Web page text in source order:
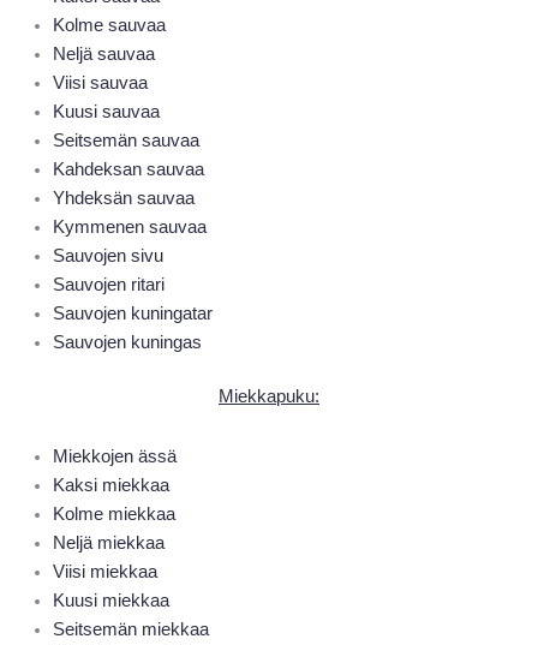
Kolme sauvaa
Neljä sauvaa
Viisi sauvaa
Kuusi sauvaa
Seitsemän sauvaa
Kahdeksan sauvaa
Yhdeksän sauvaa
Kymmenen sauvaa
Sauvojen sivu
Sauvojen ritari
Sauvojen kuningatar
Sauvojen kuningas
Miekkapuku:
Miekkojen ässä
Kaksi miekkaa
Kolme miekkaa
Neljä miekkaa
Viisi miekkaa
Kuusi miekkaa
Seitsemän miekkaa